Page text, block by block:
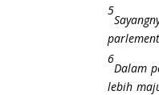
5
6
Dalam
lebih